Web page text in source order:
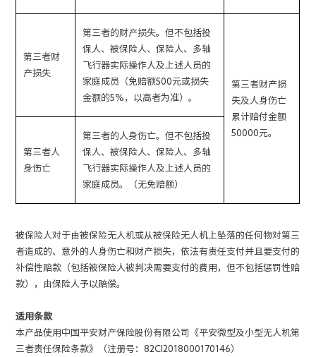
第三者财
产损失
第三者的财产损失。但不包括投
保人、被保险人、保险人、多轴
飞行器实际操作人及上述人员的
家庭成员（免赔额500元或损失
金额的5%，以高者为准）。
第三者财产损
失及人身伤亡
累计赔付金额
50000元。
第三者人
身伤亡
第三者的人身伤亡。但不包括投
保人、被保险人、保险人、多轴
飞行器实际操作人及上述人员的
家庭成员。（无免赔额）
被保险人对于由被保险无人机或从被保险无人机上坠落的任何物对第三
者造成的、意外的人身伤亡和财产损失，依法有责任支付并且要支付的
补偿性赔款（包括被保险人被判决需要支付的费用，但不包括惩罚性赔
款），由保险人予以赔偿。
适用条款
本产品使用中国平安财产保险股份有限公司《平安微型及小型无人机第
三者责任保险条款》（注册号：82CI2018000170146）